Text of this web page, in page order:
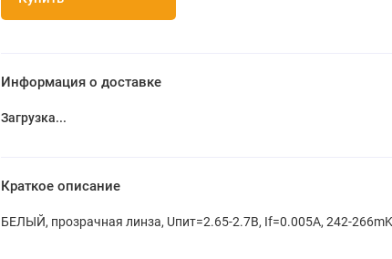
Информация о доставке
Загрузка...
Краткое описание
БЕЛЫЙ, прозрачная линза, Uпит=2.65-2.7В, If=0.005A, 242-